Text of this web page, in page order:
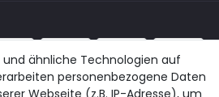
und ähnliche Technologien auf
personenbezogene Daten
Webseite (z.B. IP-Adresse), um